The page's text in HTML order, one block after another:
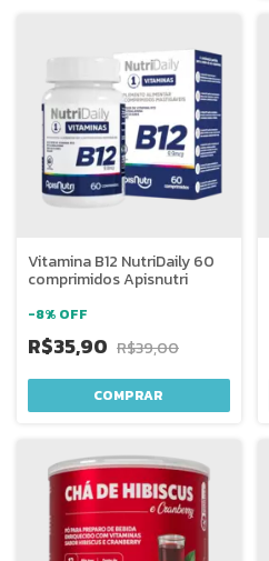
Vitamina B12 NutriDaily 60
comprimidos Apisnutri
-8% OFF
R$35,90 R$39,00